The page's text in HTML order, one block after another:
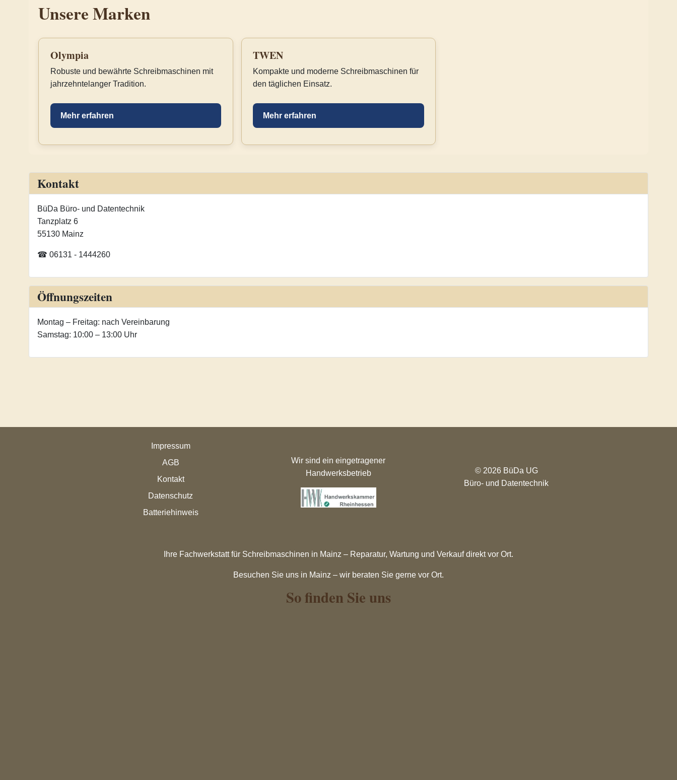
Unsere Marken
Olympia
Robuste und bewährte Schreibmaschinen mit
jahrzehntelanger Tradition.
Mehr erfahren
TWEN
Kompakte und moderne Schreibmaschinen für
den täglichen Einsatz.
Mehr erfahren
Kontakt
BüDa Büro- und Datentechnik
Tanzplatz 6
55130 Mainz
☎ 06131 - 1444260
Öffnungszeiten
Montag – Freitag: nach Vereinbarung
Samstag: 10:00 – 13:00 Uhr
Impressum
AGB
Kontakt
Datenschutz
Batteriehinweis
Wir sind ein eingetragener
Handwerksbetrieb
© 2026 BüDa UG
Büro- und Datentechnik
Ihre Fachwerkstatt für Schreibmaschinen in Mainz – Reparatur, Wartung und Verkauf direkt vor Ort.
Besuchen Sie uns in Mainz – wir beraten Sie gerne vor Ort.
So finden Sie uns